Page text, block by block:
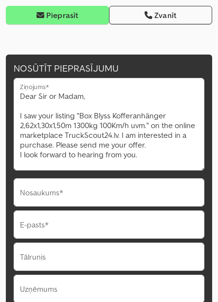
Pieprasīt Zvanīt
NOSŪTĪT PIEPRASĪJUMU
Ziņojums*
Nosaukums*
E-pasts*
Tālrunis
Uzņēmums